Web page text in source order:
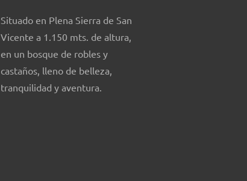
Situado en Plena Sierra de San
Vicente a 1.150 mts. de altura,
en un bosque de robles y
castaños, lleno de belleza,
tranquilidad y aventura.